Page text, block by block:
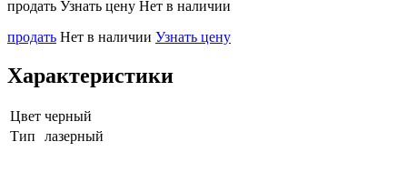
продать Узнать цену Нет в наличии
продать Нет в наличии Узнать цену
Характеристики
Цвет черный
Тип
лазерный